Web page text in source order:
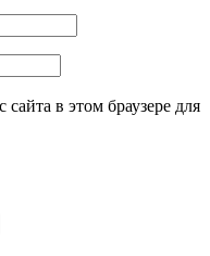
в этом браузере для